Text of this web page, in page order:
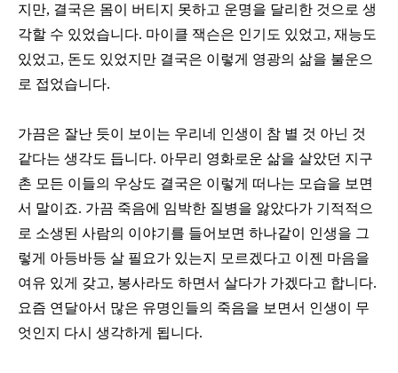
지만, 결국은 몸이 버티지 못하고 운명을 달리한 것으로 생
각할 수 있었습니다. 마이클 잭슨은 인기도 있었고, 재능도
있었고, 돈도 있었지만 결국은 이렇게 영광의 삶을 불운으
로 접었습니다.
가끔은 잘난 듯이 보이는 우리네 인생이 참 별 것 아닌 것
같다는 생각도 듭니다. 아무리 영화로운 삶을 살았던 지구
촌 모든 이들의 우상도 결국은 이렇게 떠나는 모습을 보면
서 말이죠. 가끔 죽음에 임박한 질병을 앓았다가 기적적으
로 소생된 사람의 이야기를 들어보면 하나같이 인생을 그
렇게 아등바등 살 필요가 있는지 모르겠다고 이젠 마음을
여유 있게 갖고, 봉사라도 하면서 살다가 가겠다고 합니다.
요즘 연달아서 많은 유명인들의 죽음을 보면서 인생이 무
엇인지 다시 생각하게 됩니다.